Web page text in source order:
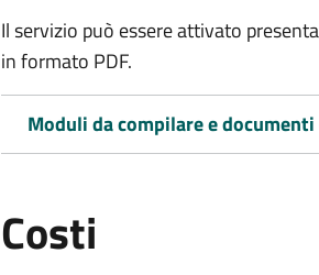
Il servizio può essere attivato
in formato PDF.
Moduli da compilare e
Costi